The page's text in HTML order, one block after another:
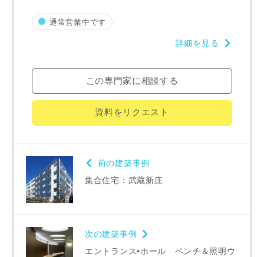
通常営業中です
詳細を見る
この専門家に相談する
資料をリクエスト
前の建築事例
集合住宅：武蔵新庄
次の建築事例
エントランス•ホール ベンチ＆照明ウ
同居する家族構成
資料請求にあたっての注意事項
当社は，当社の プライバシーポリシー
に則って，いただい